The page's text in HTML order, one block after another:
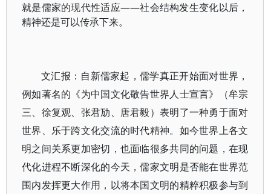
就是儒家的现代性适应——社会结构发生变化以后，
精神还是可以传承下来。
文汇报：自新儒家起，儒学真正开始面对世界，
例如著名的《为中国文化敬告世界人士宣言》（牟宗
三、徐复观、张君劢、唐君毅）表明了一种勇于面对
世界、乐于跨文化交流的时代精神。如今世界上各文
明之间关系更加密切，也面临很多共同的问题，在现
代化进程不断深化的今天，儒家文明是否能在世界范
围内发挥更大作用，以将本国文明的精粹积极参与到